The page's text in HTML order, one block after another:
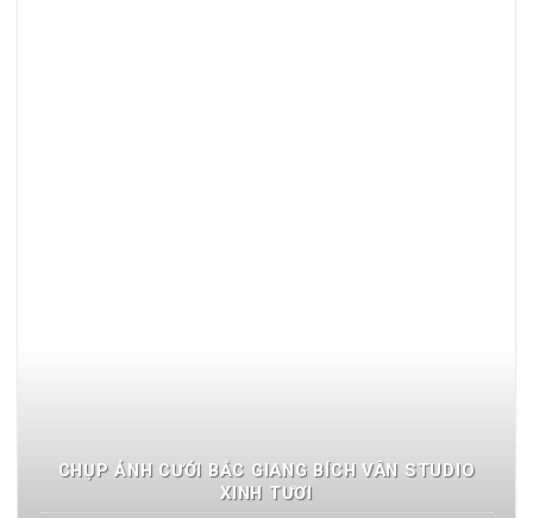
CHỤP ẢNH CƯỚI BẮC GIANG BÍCH VÂN STUDIO
XINH TƯƠI